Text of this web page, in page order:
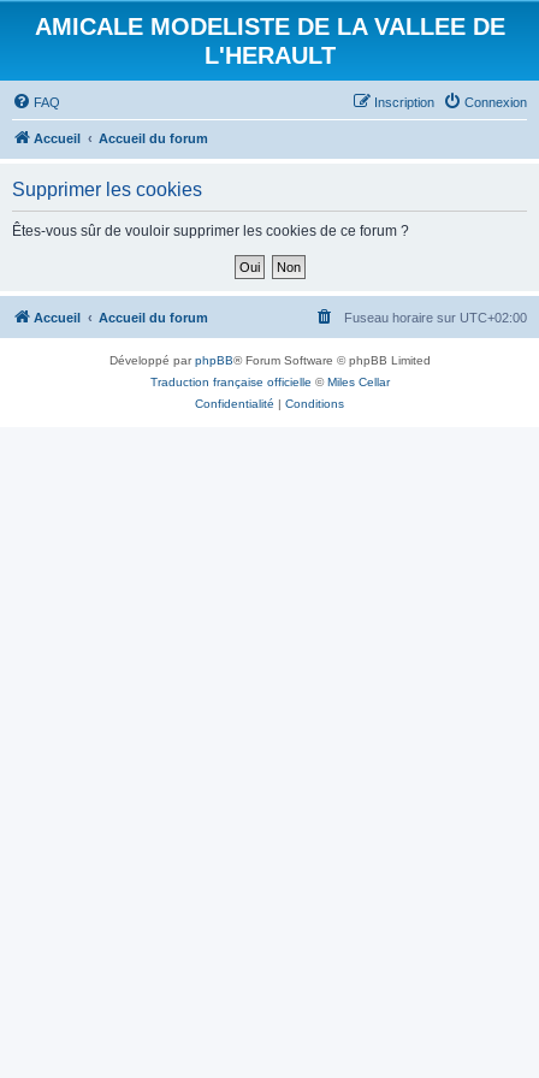
AMICALE MODELISTE DE LA VALLEE DE
L'HERAULT
FAQ Connexion
Inscription
Accueil Accueil du forum
Supprimer les cookies
Êtes-vous sûr de vouloir supprimer les cookies de ce forum ?
Accueil Accueil du forum Fuseau horaire sur UTC+02:00
Développé parphpBB® Forum Software © phpBB Limited
Traduction française officielle ©Miles Cellar
Confidentialité | Conditions